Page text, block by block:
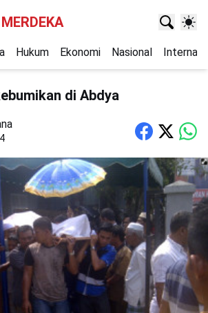
Hukum Ekonomi Nasional
di Abdya